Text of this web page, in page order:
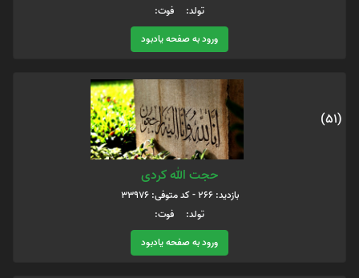
تولد: فوت:
ورود به صفحه یادبود
(51)
حجت الله کردی
بازدید: 266 - کد متوفی: 33976
تولد: فوت:
ورود به صفحه یادبود